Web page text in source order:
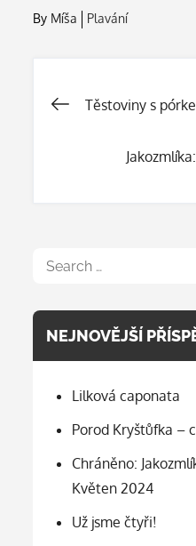
By Míša Plavání
Těstoviny s
Search
NEJNOVĚJŠÍ
Lilková caponata
Porod Kryštůfka –
Chráněno:
Květen 2024
Už jsme čtyři!